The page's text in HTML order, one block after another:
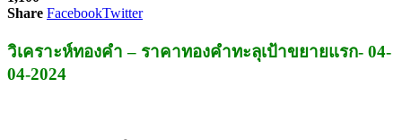
Share FacebookTwitter
วิเคราะห์ทองคำ – ราคาทองคำทะลุเป้าขยายแรก- 04-
04-2024